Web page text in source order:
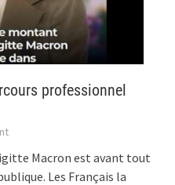
professionnel
Macron est avant tout
Les Français la